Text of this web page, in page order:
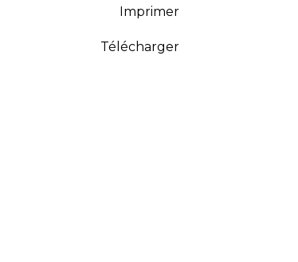
Imprimer
Télécharger